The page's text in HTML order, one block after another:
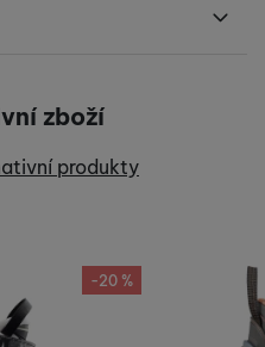
zboží
produkty
-20 %